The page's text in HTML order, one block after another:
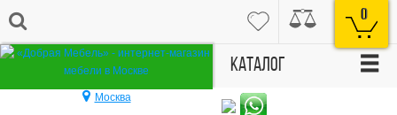
0
Москва
Каталог ☰